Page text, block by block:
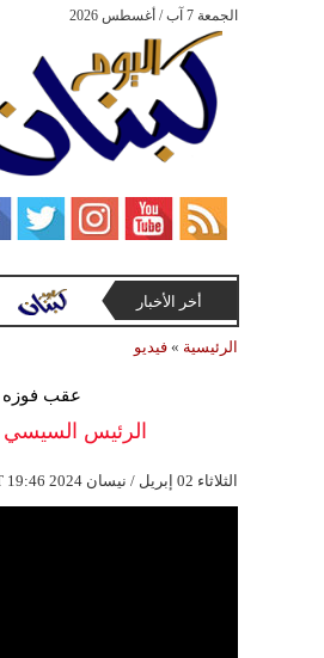
الجمعة 7 آب / أغسطس 2026
هزة الشاليهات جنوب لبنان
أخر الأخبار
الرئيسية »فيديو
عقب فوزه بنسبة 89.6 بالمائة في انتخابات لم
الرئيس السيسي
19:46 2024 الثلاثاء 02 إبريل / نيسان